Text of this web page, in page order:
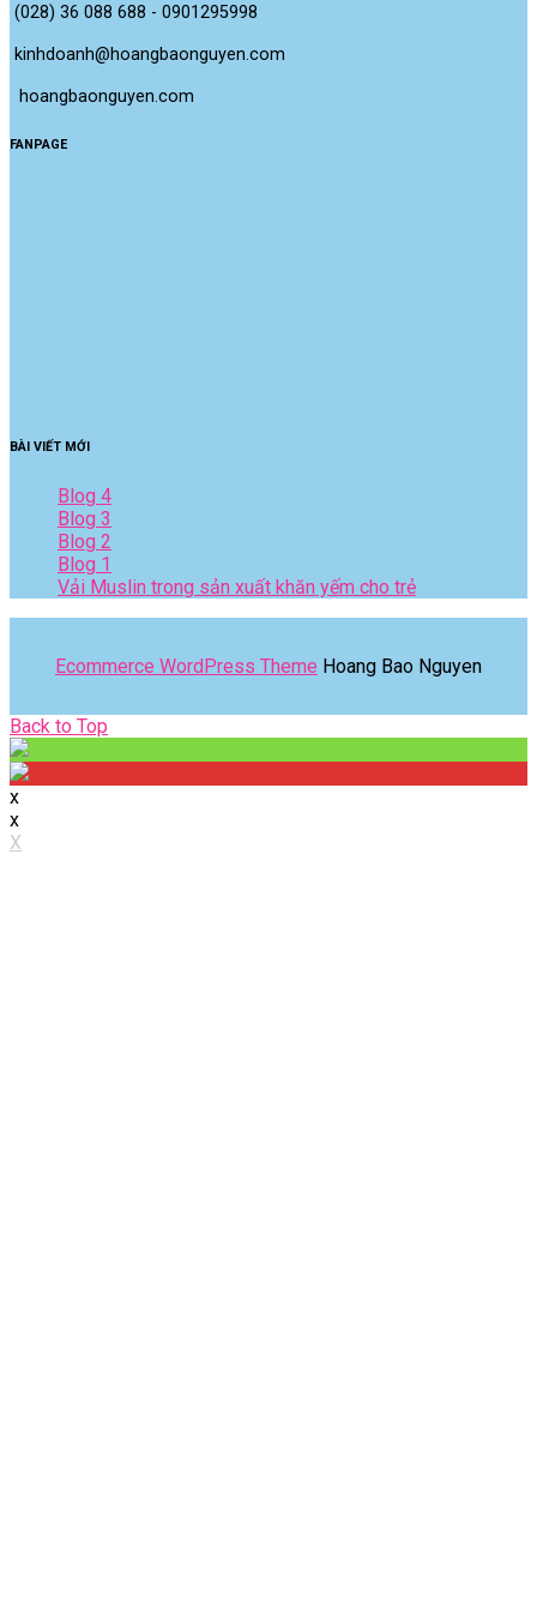
(028) 36 088 688 - 0901295998
kinhdoanh@hoangbaonguyen.com
hoangbaonguyen.com
FANPAGE
BÀI VIẾT MỚI
Blog 4
Blog 3
Blog 2
Blog 1
Vải Muslin trong sản xuất khăn yếm cho trẻ
Ecommerce WordPress Theme Hoang Bao Nguyen
Back to Top
x
x
X